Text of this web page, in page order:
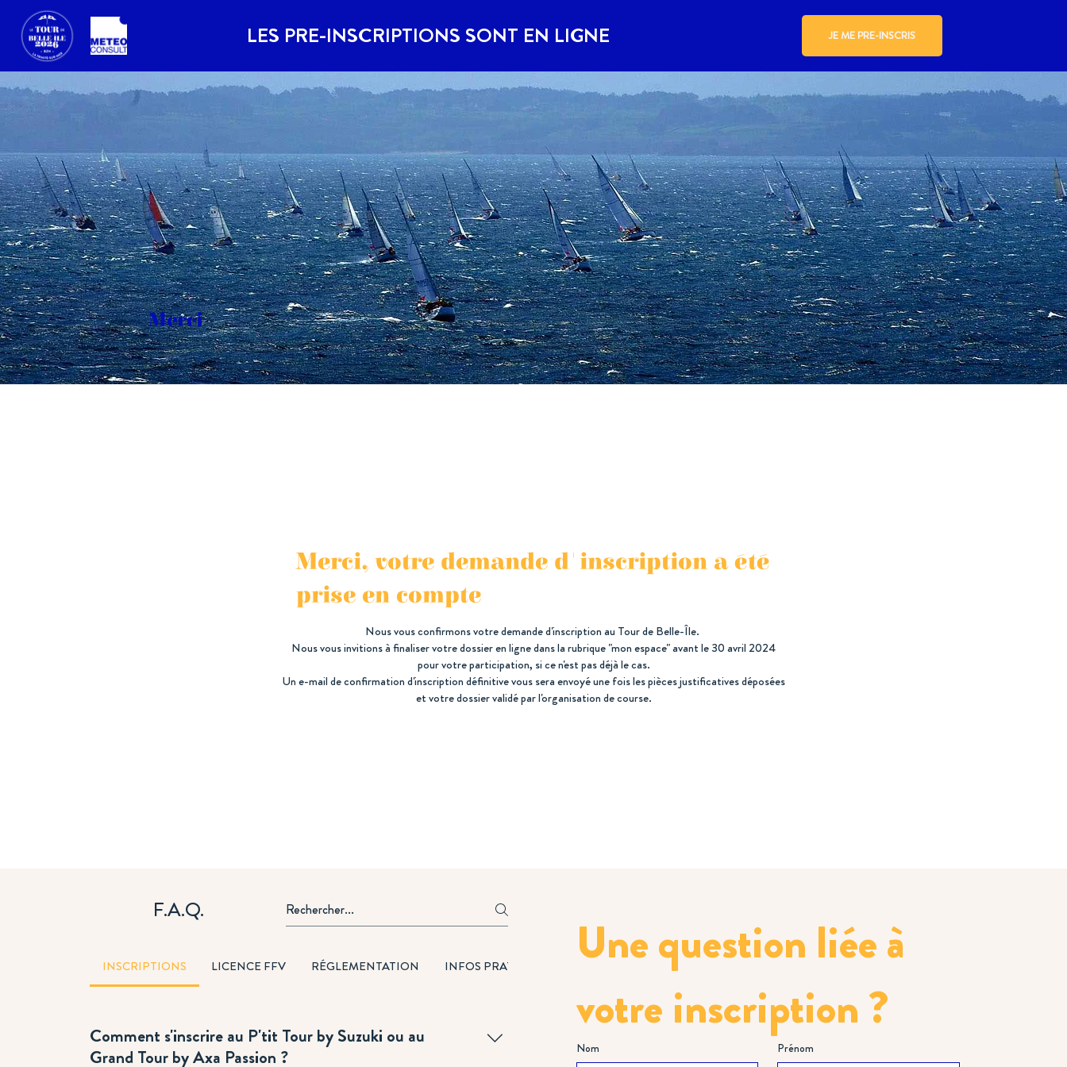
JE ME PRE-INSCRIS
LES PRE-INSCRIPTIONS SONT EN LIGNE
Merci
Merci, votre demande d'inscription a été
prise en compte
Nous vous confirmons votre demande d'inscription au Tour de Belle-Île.
Nous vous invitions à finaliser votre dossier en ligne dans la rubrique "mon espace" avant le 30 avril 2024
pour votre participation, si ce n'est pas déjà le cas.
Un e-mail de confirmation d'inscription définitive vous sera envoyé une fois les pièces justificatives déposées
et votre dossier validé par l'organisation de course.
F.A.Q.
INSCRIPTIONS LICENCE FFV RÉGLEMENTATION INFOS PRATIQUES
Comment s'inscrire au P'tit Tour by Suzuki ou au
Grand Tour by Axa Passion ?
Une question liée à
votre inscription ?
Nom Prénom